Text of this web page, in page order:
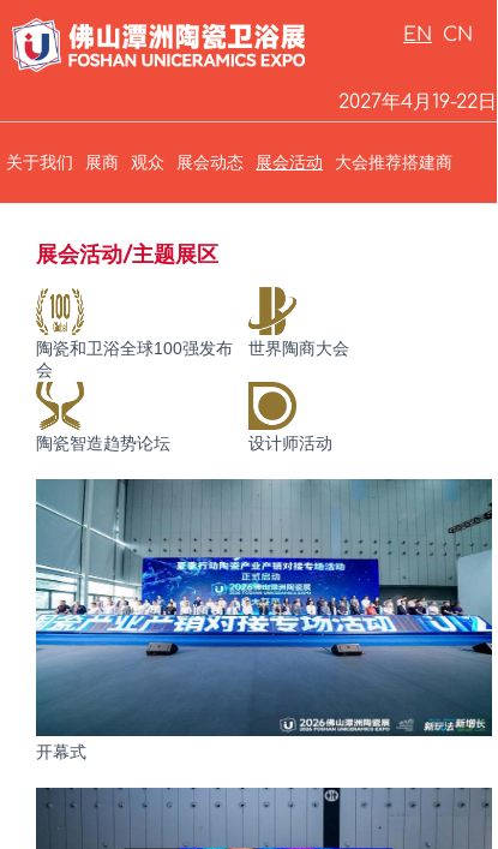
EN CN
2027年4月19-22日
关于我们 展商 观众 展会动态 展会活动 大会推荐搭建商
装备材料展
参展商服务平台
成为展商
参展商手册下载（产品展）
展馆布局
观众个人中心
产品展
装备材料展
陶瓷产品展
陶瓷装备与材料展
观展服务
入库搭建商登录
展会活动/主题展区
陶瓷和卫浴全球100强发布
会
世界陶商大会
陶瓷智造趋势论坛 设计师活动
开幕式